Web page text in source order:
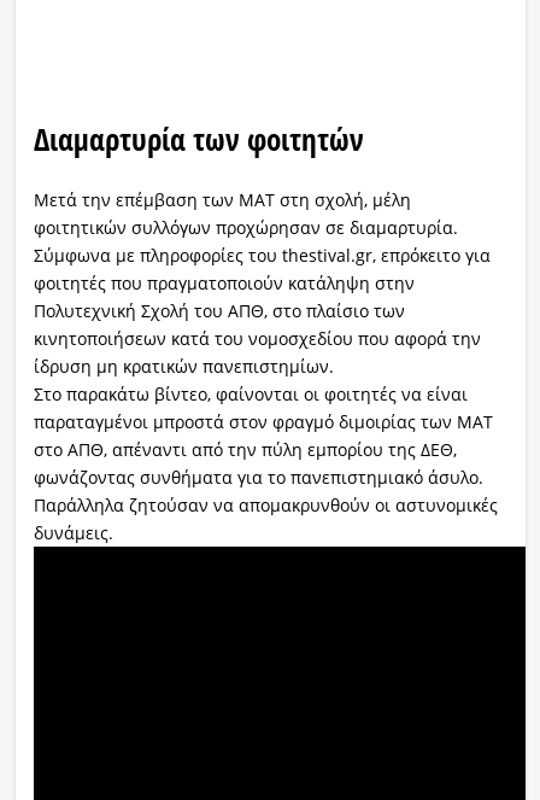
Διαμαρτυρία των φοιτητών
Μετά την επέμβαση των ΜΑΤ στη σχολή, μέλη
φοιτητικών συλλόγων προχώρησαν σε διαμαρτυρία.
Σύμφωνα με πληροφορίες του thestival.gr, επρόκειτο για
φοιτητές που πραγματοποιούν κατάληψη στην
Πολυτεχνική Σχολή του ΑΠΘ, στο πλαίσιο των
κινητοποιήσεων κατά του νομοσχεδίου που αφορά την
ίδρυση μη κρατικών πανεπιστημίων.
Στο παρακάτω βίντεο, φαίνονται οι φοιτητές να είναι
παραταγμένοι μπροστά στον φραγμό διμοιρίας των ΜΑΤ
στο ΑΠΘ, απέναντι από την πύλη εμπορίου της ΔΕΘ,
φωνάζοντας συνθήματα για το πανεπιστημιακό άσυλο.
Παράλληλα ζητούσαν να απομακρυνθούν οι αστυνομικές
δυνάμεις.